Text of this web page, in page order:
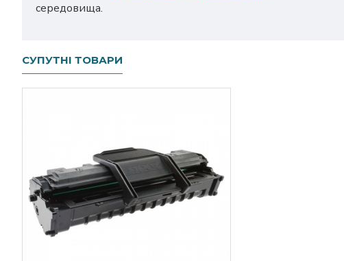
середовища.
СУПУТНІ ТОВАРИ